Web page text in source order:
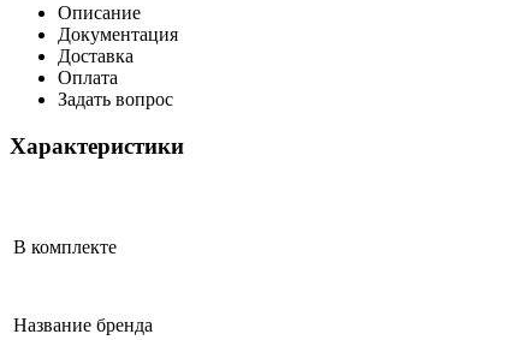
Описание
Документация
Доставка
Оплата
Задать вопрос
Характеристики
В комплекте
Название бренда